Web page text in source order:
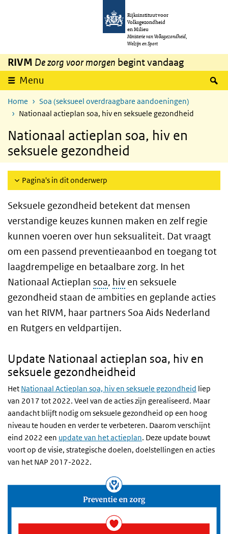
Overslaan en naar de inhoud gaan
Rijksinstituut voor
Volksgezondheid
en Milieu
Ministerie van Volksgezondheid,
Welzijn en Sport
RIVM De zorg voor morgen begint vandaag
Menu
Home
Soa (seksueel overdraagbare aandoeningen)
Nationaal actieplan soa, hiv en seksuele gezondheid
Nationaal actieplan soa, hiv en
seksuele gezondheid
Pagina's in dit onderwerp
Seksuele gezondheid betekent dat mensen
verstandige keuzes kunnen maken en zelf regie
kunnen voeren over hun seksualiteit. Dat vraagt
om een passend preventieaanbod en toegang tot
laagdrempelige en betaalbare zorg. In het
Nationaal Actieplan soa, hiv en seksuele
gezondheid staan de ambities en geplande acties
van het RIVM, haar partners Soa Aids Nederland
en Rutgers en veldpartijen.
Update Nationaal actieplan soa, hiv en
seksuele gezondheidheid
Het Nationaal Actieplan soa, hiv en seksuele gezondheid liep
van 2017 tot 2022. Veel van de acties zijn gerealiseerd. Maar
aandacht blijft nodig om seksuele gezondheid op een hoog
niveau te houden en verder te verbeteren. Daarom verschijnt
eind 2022 een update van het actieplan. Deze update bouwt
voort op de visie, strategische doelen, doelstellingen en acties
van het NAP 2017-2022.